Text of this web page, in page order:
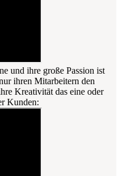
und ihre große Passion ist
ihren Mitarbeitern den
Kreativität das eine oder
Kunden: